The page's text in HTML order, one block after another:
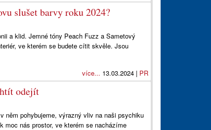
slušet barvy roku 2024?
a klid. Jemné tóny Peach Fuzz a Sametový
ve kterém se budete cítit skvěle. Jsou
více... 13.03.2024 | PR
odejít
něm pohybujeme, výrazný vliv na naši psychiku
moc nás prostor, ve kterém se nacházíme